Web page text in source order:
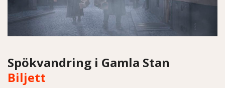
Spökvandring i Gamla Stan
Biljett